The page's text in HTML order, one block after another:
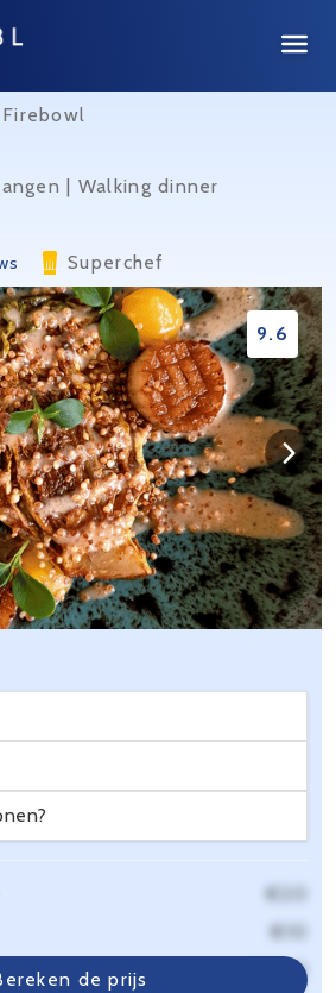
Firebowl
| Walking dinner
Superchef
9.6
de prijs
€20
€10
€6,40